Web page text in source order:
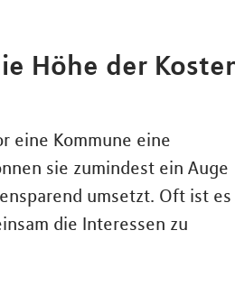
Höhe der
eine Kommune eine
sie zumindest ein Auge
umsetzt. Oft ist es
die Interessen zu